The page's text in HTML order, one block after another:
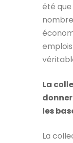
été que
La
les
La